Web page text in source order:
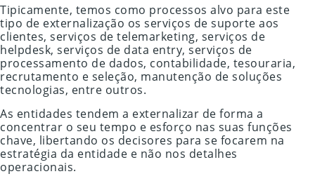
Tipicamente, temos como processos alvo para este
tipo de externalização os serviços de suporte aos
clientes, serviços de telemarketing, serviços de
helpdesk, serviços de data entry, serviços de
processamento de dados, contabilidade, tesouraria,
recrutamento e seleção, manutenção de soluções
tecnologias, entre outros.
As entidades tendem a externalizar de forma a
concentrar o seu tempo e esforço nas suas funções
chave, libertando os decisores para se focarem na
estratégia da entidade e não nos detalhes
operacionais.